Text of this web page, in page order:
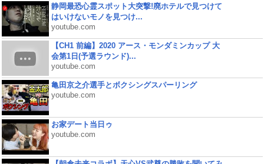
静岡最恐心霊スポット大突撃!廃ホテルで見つけて
はいけないモノを見つけ...
youtube.com
【CH1 前編】2020 アース・モンダミンカップ 大
会第1日(予選ラウンド)...
youtube.com
亀田京之介選手とボクシングスパーリング
youtube.com
お家デート当日ゥ
youtube.com